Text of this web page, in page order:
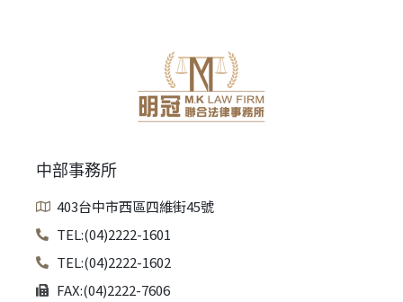
中部事務所
403台中市西區四維街45號
TEL:(04)2222-1601
TEL:(04)2222-1602
FAX:(04)2222-7606